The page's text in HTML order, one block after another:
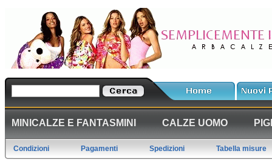
MINICALZE E FANTASMINI CALZE UOMO
Condizioni Pagamenti Spedizioni Tabella misure